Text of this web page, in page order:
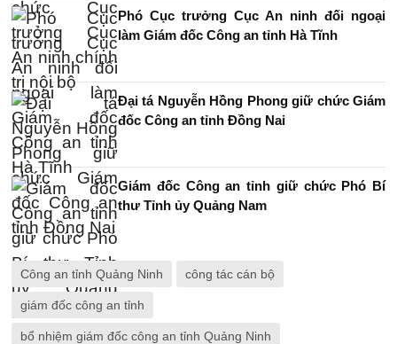
Phó Cục trưởng Cục An ninh đối ngoại
làm Giám đốc Công an tỉnh Hà Tĩnh
Đại tá Nguyễn Hồng Phong giữ chức Giám
đốc Công an tỉnh Đồng Nai
Giám đốc Công an tỉnh giữ chức Phó Bí
thư Tỉnh ủy Quảng Nam
Công an tỉnh Quảng Ninh công tác cán bộ
giám đốc công an tỉnh
bổ nhiệm giám đốc công an tỉnh Quảng Ninh